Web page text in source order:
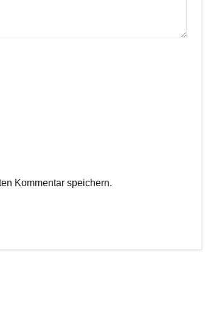
Kommentar speichern.